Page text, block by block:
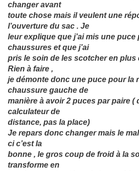
changer avant
toute chose mais il veulent une
l’ouverture du sac . Je
leur explique que j’ai mis une puce
chaussures et que j’ai
pris le soin de les scotcher en plus
Rien à faire ,
je démonte donc une puce pour la
chaussure gauche de
manière à avoir 2 puces par paire (
calculateur de
distance, pas la place)
Je repars donc changer mais le
ci c’est la
bonne , le gros coup de froid à la
transforme en